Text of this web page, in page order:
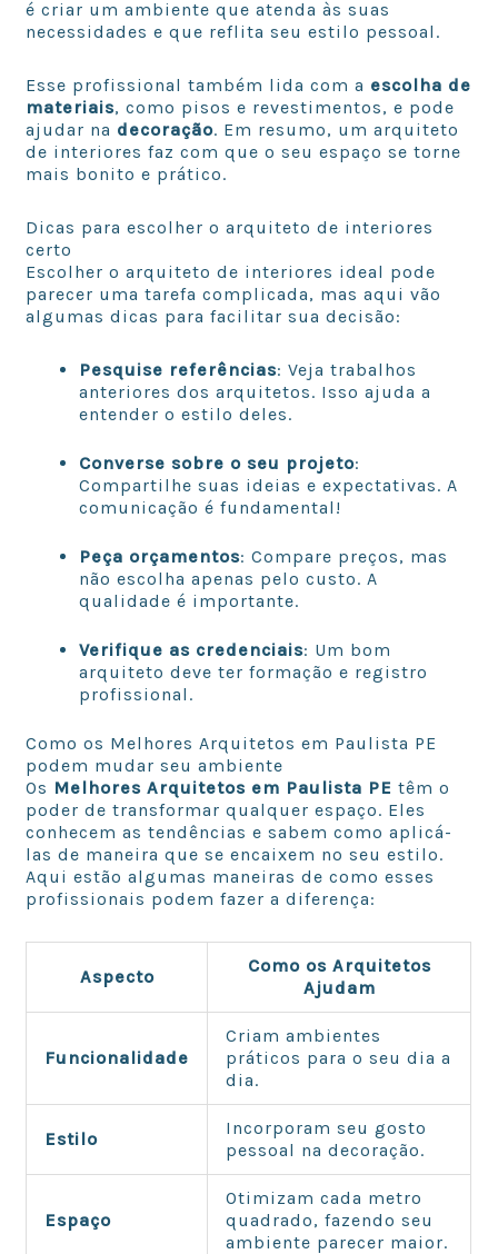
é criar um ambiente que atenda às suas
necessidades e que reflita seu estilo pessoal.
Esse profissional também lida com a escolha de
materiais, como pisos e revestimentos, e pode
ajudar na decoração. Em resumo, um arquiteto
de interiores faz com que o seu espaço se torne
mais bonito e prático.
Dicas para escolher o arquiteto de interiores
certo
Escolher o arquiteto de interiores ideal pode
parecer uma tarefa complicada, mas aqui vão
algumas dicas para facilitar sua decisão:
Pesquise referências: Veja trabalhos
anteriores dos arquitetos. Isso ajuda a
entender o estilo deles.
Converse sobre o seu projeto:
Compartilhe suas ideias e expectativas. A
comunicação é fundamental!
Peça orçamentos: Compare preços, mas
não escolha apenas pelo custo. A
qualidade é importante.
Verifique as credenciais: Um bom
arquiteto deve ter formação e registro
profissional.
Como os Melhores Arquitetos em Paulista PE
podem mudar seu ambiente
Os Melhores Arquitetos em Paulista PE têm o
poder de transformar qualquer espaço. Eles
conhecem as tendências e sabem como aplicá-
las de maneira que se encaixem no seu estilo.
Aqui estão algumas maneiras de como esses
profissionais podem fazer a diferença:
Aspecto
Como os Arquitetos
Ajudam
Funcionalidade
Criam ambientes
práticos para o seu dia a
dia.
Estilo
Incorporam seu gosto
pessoal na decoração.
Espaço
Otimizam cada metro
quadrado, fazendo seu
ambiente parecer maior.